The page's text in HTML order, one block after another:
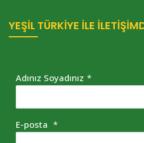
YEŞİL TÜRKİYE İLE
Adınız Soyadınız *
E-posta *